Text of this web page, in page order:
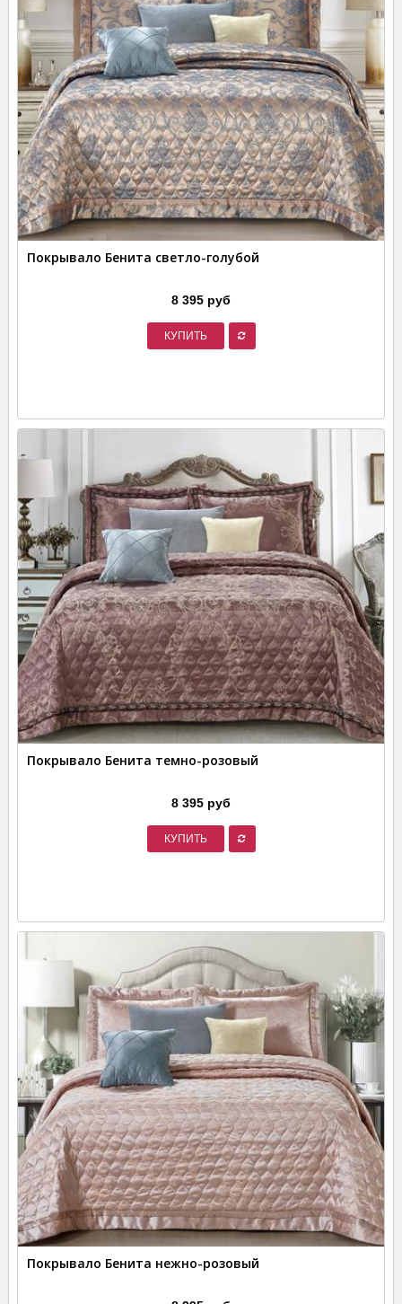
Покрывало Бенита светло-голубой
8 395 руб
КУПИТЬ
Покрывало Бенита темно-розовый
8 395 руб
КУПИТЬ
Покрывало Бенита нежно-розовый